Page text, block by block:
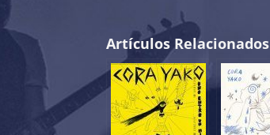
Artículos Relacionados